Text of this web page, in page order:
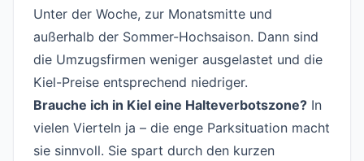
Unter der Woche, zur Monatsmitte und
außerhalb der Sommer-Hochsaison. Dann sind
die Umzugsfirmen weniger ausgelastet und die
Kiel-Preise entsprechend niedriger.
Brauche ich in Kiel eine Halteverbotszone? In
vielen Vierteln ja – die enge Parksituation macht
sie sinnvoll. Sie spart durch den kurzen